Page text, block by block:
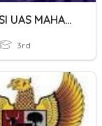
SIMULASI UAS MAHASISWA
3rd